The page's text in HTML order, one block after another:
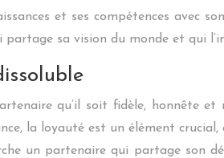
et ses compétences avec
partage sa vision du monde et qui
qu’il soit fidèle, honnête
la loyauté est un élément
un partenaire qui partage son